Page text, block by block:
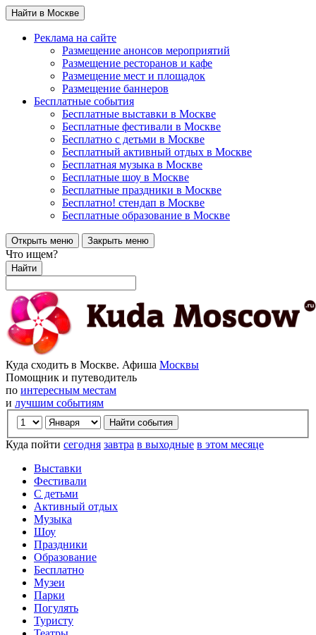
Найти в Москве
Реклама на сайте
Размещение анонсов мероприятий
Размещение ресторанов и кафе
Размещение мест и площадок
Размещение баннеров
Бесплатные события
Бесплатные выставки в Москве
Бесплатные фестивали в Москве
Бесплатно с детьми в Москве
Бесплатный активный отдых в Москве
Бесплатная музыка в Москве
Бесплатные шоу в Москве
Бесплатные праздники в Москве
Бесплатно! стендап в Москве
Бесплатные образование в Москве
Открыть меню Закрыть меню
Что ищем?
Найти
Куда сходить в Москве. Афиша Москвы
Помощник и путеводитель
по интересным местам
и лучшим событиям
Куда пойти сегодня завтра в выходные в этом месяце
Выставки
Фестивали
С детьми
Активный отдых
Музыка
Шоу
Праздники
Образование
Бесплатно
Музеи
Парки
Погулять
Туристу